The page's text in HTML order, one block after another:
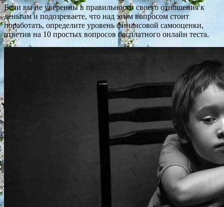
Если вы не уверенны в правильности своего отношения к
деньгам и подозреваете, что над этим вопросом стоит
поработать, определите уровень финансовой самооценки,
ответив на 10 простых вопросов бесплатного онлайн теста.